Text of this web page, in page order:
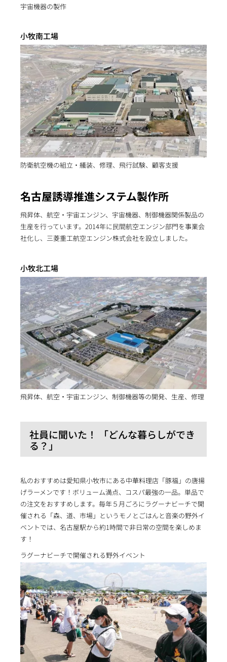
宇宙機器の製作
小牧南工場
防衛航空機の組立・艤装、修理、飛行試験、顧客支援
名古屋誘導推進システム製作所
飛昇体、航空・宇宙エンジン、宇宙機器、制御機器関係製品の
生産を行っています。2014年に民間航空エンジン部門を事業会
社化し、三菱重工航空エンジン株式会社を設立しました。
小牧北工場
飛昇体、航空・宇宙エンジン、制御機器等の開発、生産、修理
社員に聞いた！ 「どんな暮らしができ
る？」
私のおすすめは愛知県小牧市にある中華料理店「豚福」の唐揚
げラーメンです！ボリューム満点、コスパ最強の一品。単品で
の注文をおすすめします。毎年５月ごろにラグーナビーチで開
催される「森、道、市場」というモノとごはんと音楽の野外イ
ベントでは、名古屋駅から約1時間で非日常の空間を楽しめま
す！
ラグーナビーチで開催される野外イベント